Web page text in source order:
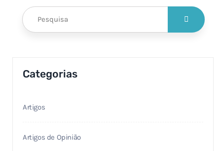
Categorias
Artigos
Artigos de Opinião